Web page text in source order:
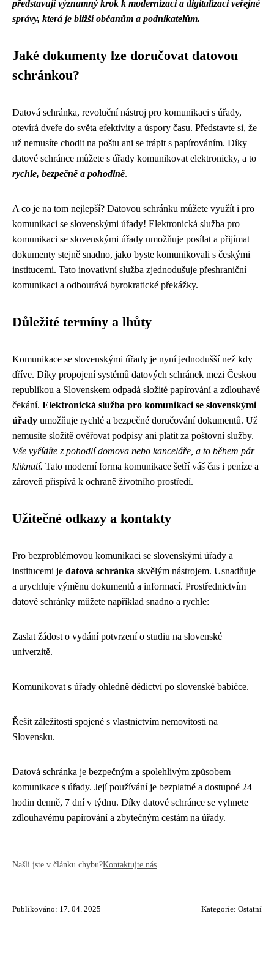
představují významný krok k modernizaci a digitalizaci veřejné
správy, která je bližší občanům a podnikatelům.
Jaké dokumenty lze doručovat datovou
schránkou?
Datová schránka, revoluční nástroj pro komunikaci s úřady,
otevírá dveře do světa efektivity a úspory času. Představte si, že
už nemusíte chodit na poštu ani se trápit s papírováním. Díky
datové schránce můžete s úřady komunikovat elektronicky, a to
rychle, bezpečně a pohodlně.
A co je na tom nejlepší? Datovou schránku můžete využít i pro
komunikaci se slovenskými úřady! Elektronická služba pro
komunikaci se slovenskými úřady umožňuje posílat a přijímat
dokumenty stejně snadno, jako byste komunikovali s českými
institucemi. Tato inovativní služba zjednodušuje přeshraniční
komunikaci a odbourává byrokratické překážky.
Důležité termíny a lhůty
Komunikace se slovenskými úřady je nyní jednodušší než kdy
dříve. Díky propojení systémů datových schránek mezi Českou
republikou a Slovenskem odpadá složité papírování a zdlouhavé
čekání. Elektronická služba pro komunikaci se slovenskými
úřady umožňuje rychlé a bezpečné doručování dokumentů. Už
nemusíte složitě ověřovat podpisy ani platit za poštovní služby.
Vše vyřídíte z pohodlí domova nebo kanceláře, a to během pár
kliknutí. Tato moderní forma komunikace šetří váš čas i peníze a
zároveň přispívá k ochraně životního prostředí.
Užitečné odkazy a kontakty
Pro bezproblémovou komunikaci se slovenskými úřady a
institucemi je datová schránka skvělým nástrojem. Usnadňuje
a urychluje výměnu dokumentů a informací. Prostřednictvím
datové schránky můžete například snadno a rychle:
Zaslat žádost o vydání potvrzení o studiu na slovenské
univerzitě.
Komunikovat s úřady ohledně dědictví po slovenské babičce.
Řešit záležitosti spojené s vlastnictvím nemovitosti na
Slovensku.
Datová schránka je bezpečným a spolehlivým způsobem
komunikace s úřady. Její používání je bezplatné a dostupné 24
hodin denně, 7 dní v týdnu. Díky datové schránce se vyhnete
zdlouhavému papírování a zbytečným cestám na úřady.
Našli jste v článku chybu?Kontaktujte nás
Publikováno: 17. 04. 2025 Kategorie: Ostatní